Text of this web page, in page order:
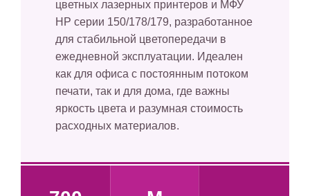
цветных лазерных принтеров и МФУ
HP серии 150/178/179, разработанное
для стабильной цветопередачи в
ежедневной эксплуатации. Идеален
как для офиса с постоянным потоком
печати, так и для дома, где важны
яркость цвета и разумная стоимость
расходных материалов.